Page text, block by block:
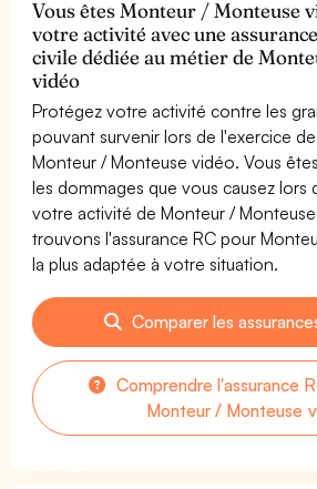
Vous êtes Monteur / Monteuse
votre activité avec une
civile dédiée au métier de
vidéo
Protégez votre activité contre les
pouvant survenir lors de l'exercice
Monteur / Monteuse vidéo. Vous
les dommages que vous causez lors
votre activité de Monteur /
trouvons l'assurance RC pour
la plus adaptée à votre situation.
Comparer les
Comprendre l'assurance
Monteur / Monteuse